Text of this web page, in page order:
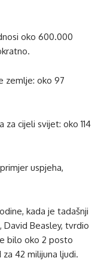
oko 600.000
zemlje: oko 97
cijeli svijet: oko 114
uspjeha,
kada je tadašnji
Beasley, tvrdio
bilo oko 2 posto
42 milijuna ljudi.